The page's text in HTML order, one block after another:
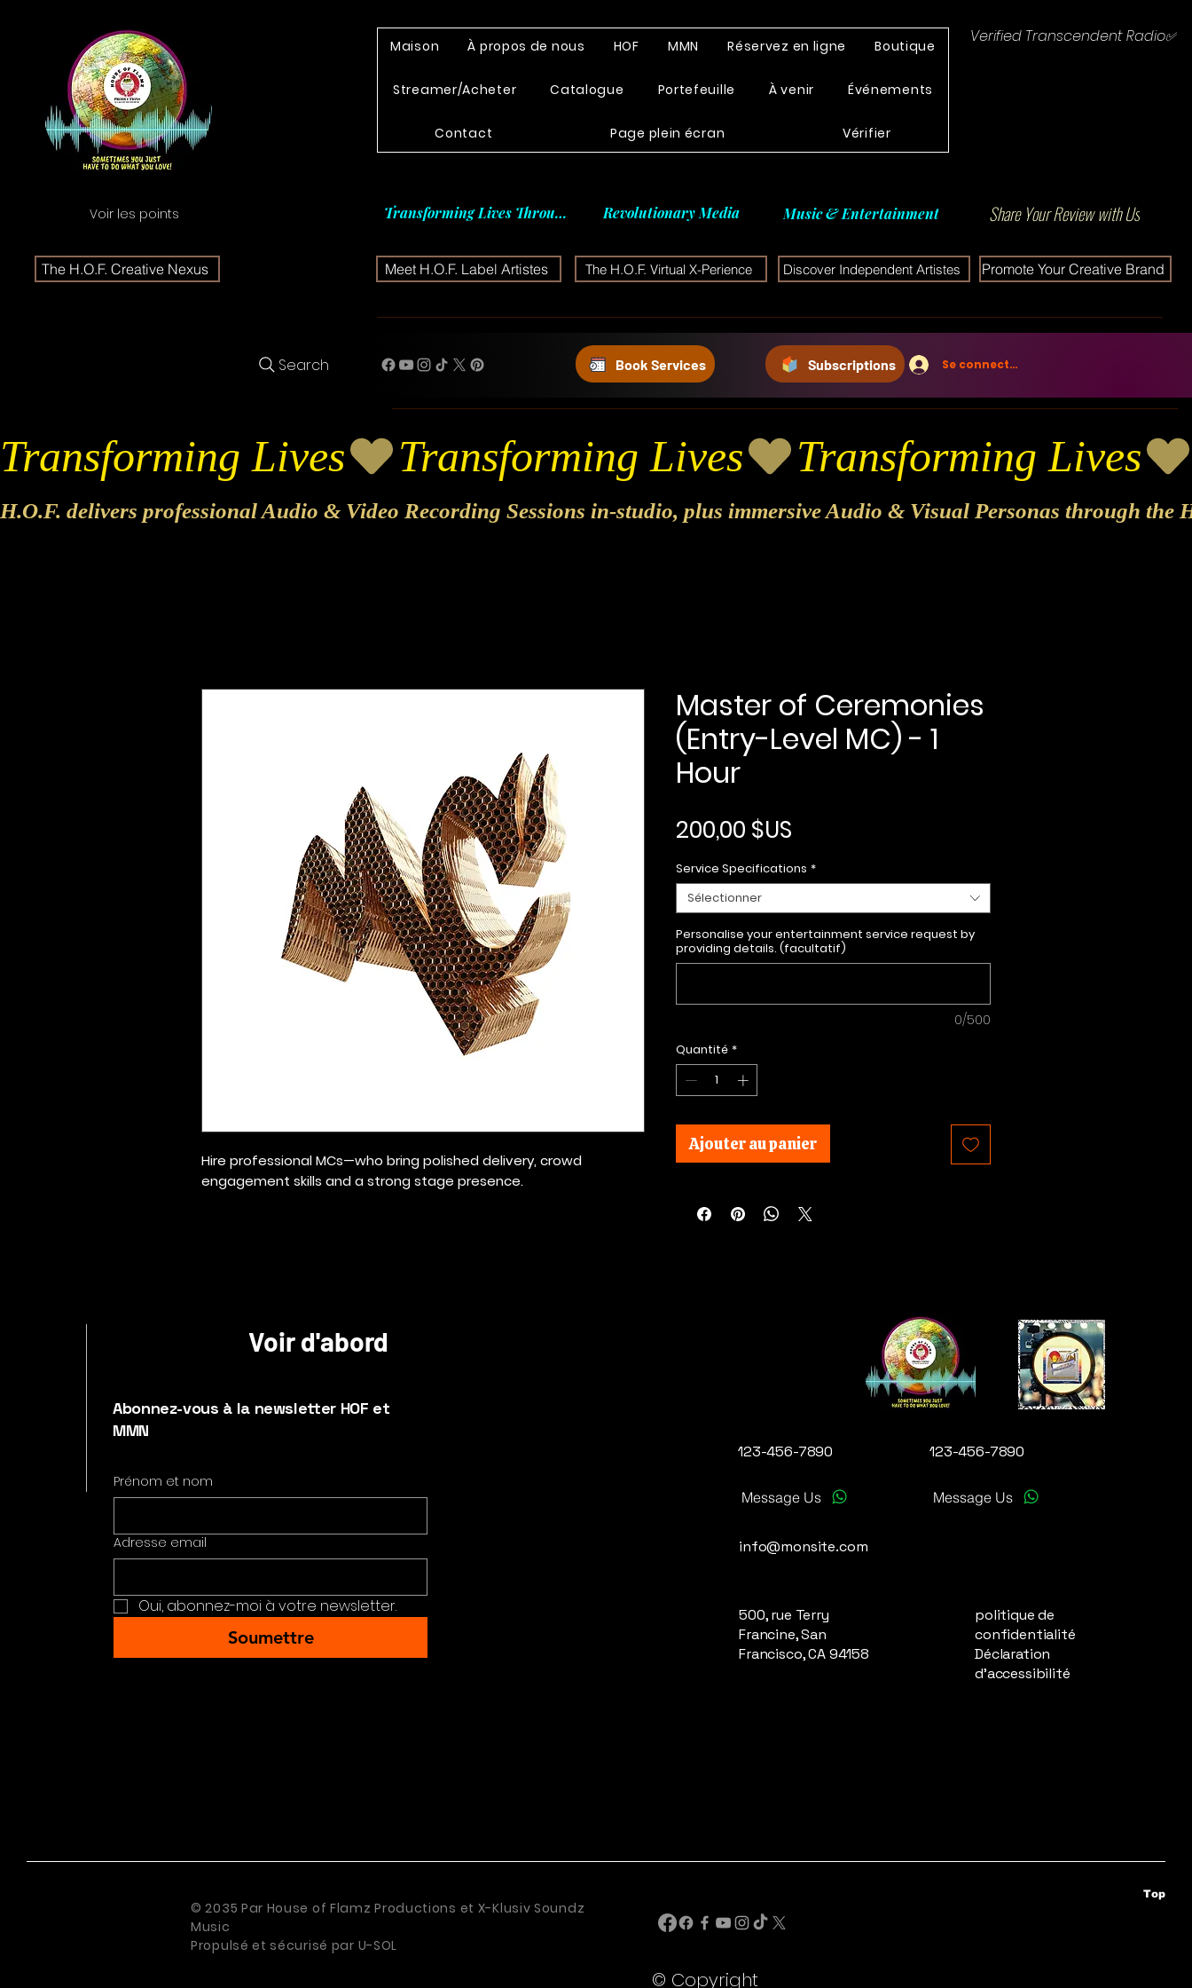
Voir les points
The H.O.F. Creative Nexus
Maison À propos de nous HOF MMN Réservez en ligne Boutique
Streamer/Acheter Catalogue Portefeuille À venir Événements
Contact Page plein écran Vérifier
Verified Transcendent Radio✅
Transforming Lives Through Revolutionary Media Music & Entertainment Share Your Review with Us
Meet H.O.F. Label Artistes The H.O.F. Virtual X-Perience Discover Independent Artistes Promote Your Creative Brand
Search Book Services Subscriptions Se connecter
Transforming Lives
H.O.F. delivers professional Audio & Video Recording Sessions in-studio, plus immersive Audio & Visual Personas through the
Hire professional MCs—who bring polished delivery, crowd
engagement skills and a strong stage presence.
Master of Ceremonies
(Entry-Level MC) - 1
Hour
200,00 $US
Service Specifications *
Sélectionner
Personalise your entertainment service request by
providing details. (facultatif)
0/500
Quantité *
Ajouter au panier
Top
Abonnez-vous à la newsletter HOF et
MMN
Prénom et nom
Adresse email
Oui, abonnez-moi à votre newsletter.
Soumettre
123-456-7890
Message Us
123-456-7890
Message Us
info@monsite.com
500, rue Terry
Francine, San
Francisco, CA 94158
politique de
confidentialité
Déclaration
d'accessibilité
Voir d'abord
© 2035 Par House of Flamz Productions et X-Klusiv Soundz
Music
Propulsé et sécurisé par U-SOL
© Copyright